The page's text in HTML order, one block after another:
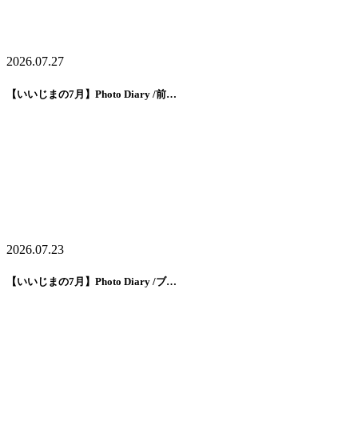
2026.07.27
【いいじまの7月】Photo Diary /前…
2026.07.23
【いいじまの7月】Photo Diary /ブ…